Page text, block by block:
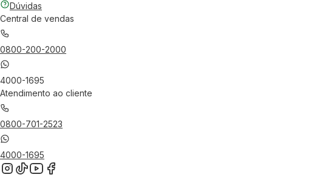
Dúvidas
Central de vendas
0800-200-2000
4000-1695
Atendimento ao cliente
0800-701-2523
4000-1695